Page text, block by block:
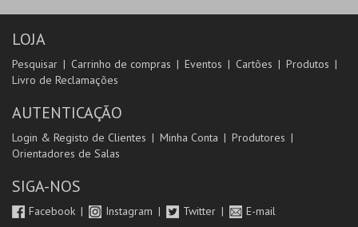
LOJA
Pesquisar Carrinho de compras Eventos Cartões
Produtos
Livro de Reclamações
AUTENTICAÇÃO
Login & Registo de Clientes Minha Conta
Produtores
Orientadores de Salas
SIGA-NOS
Facebook Instagram Twitter E-mail